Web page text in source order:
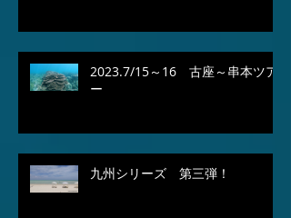
2023.7/15～16 古座～串本ツア
ー
九州シリーズ 第三弾！